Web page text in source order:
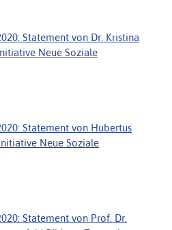
Statement von Dr. Kristina
Neue Soziale
Statement von Hubertus
Neue Soziale
Statement von Prof. Dr.